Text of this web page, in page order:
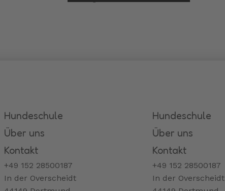
Hundeschule
Über uns
Kontakt
+49 152 28500187
In der Overscheidt
Hundeschule
Über uns
Kontakt
+49 152 28500187
In der Overscheidt